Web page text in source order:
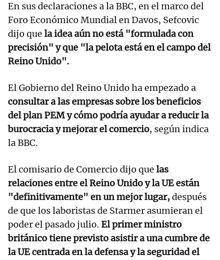
En sus declaraciones a la BBC, en el marco del
Foro Económico Mundial en Davos, Sefcovic
dijo que la idea aún no está "formulada con
precisión" y que "la pelota está en el campo del
Reino Unido".
El Gobierno del Reino Unido ha empezado a
consultar a las empresas sobre los beneficios
del plan PEM y cómo podría ayudar a reducir la
burocracia y mejorar el comercio, según indica
la BBC.
El comisario de Comercio dijo que las
relaciones entre el Reino Unido y la UE están
"definitivamente" en un mejor lugar,después
de que los laboristas de Starmer asumieran el
poder el pasado julio. El primer ministro
británico tiene previsto asistir a una cumbre de
la UE centrada en la defensa y la seguridad el